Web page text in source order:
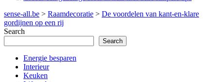
sense-all.be > Raamdecoratie > De voordelen van kant-en-klare
gordijnen op een rij
Search
Search
Energie besparen
Interieur
Keuken